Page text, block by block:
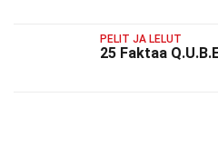
PELIT JA LELUT
25 Faktaa